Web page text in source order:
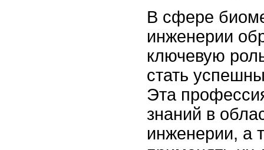
В сфере
инженерии
ключевую
стать
Эта
знаний в
инженерии, а